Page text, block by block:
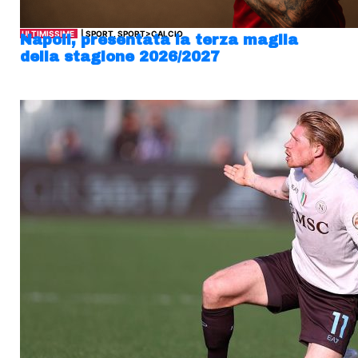
ULTIMISSIME | SPORT, SPORT>CALCIO
Napoli, presentata la terza maglia
della stagione 2026/2027